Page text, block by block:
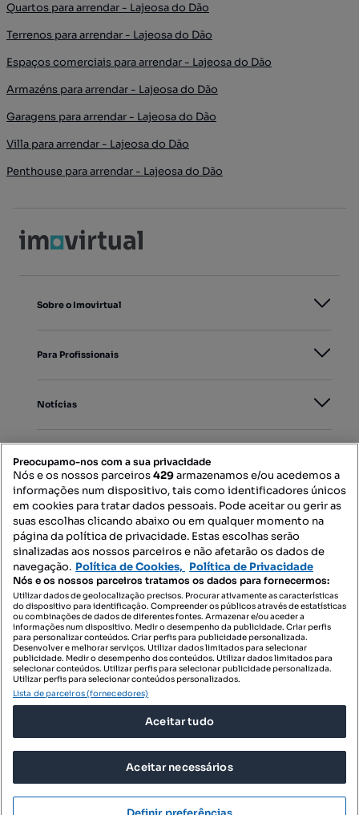
Quartos para arrendar - Lajeosa do Dão
Terrenos para arrendar - Lajeosa do Dão
Espaços comerciais para arrendar - Lajeosa do Dão
Armazéns para arrendar - Lajeosa do Dão
Garagens para arrendar - Lajeosa do Dão
Villa para arrendar - Lajeosa do Dão
Penthouse para arrendar - Lajeosa do Dão
Sobre o Imovirtual
Para Profissionais
Notícias
Mapa do Site
Contacte-nos
SIGA-NOS:
DESCARREGAR NA:
© 2026 Imovirtual.com, OLX Portugal, S.A.
TERMOS DE UTILIZAÇÃO
POLÍTICA DE PRIVACIDADE
Preocupamo-nos com a sua privacidade
Nós e os nossos parceiros429armazenamos e/ou acedemos a
informações num dispositivo, tais como identificadores únicos
em cookies para tratar dados pessoais. Pode aceitar ou gerir as
suas escolhas clicando abaixo ou em qualquer momento na
página da política de privacidade. Estas escolhas serão
sinalizadas aos nossos parceiros e não afetarão os dados de
navegação. Política de Cookies, Política de Privacidade
Nós e os nossos parceiros tratamos os dados para fornecermos:
Utilizar dados de geolocalização precisos. Procurar ativamente as características
do dispositivo para identificação. Compreender os públicos através de estatísticas
ou combinações de dados de diferentes fontes. Armazenar e/ou aceder a
informações num dispositivo. Medir o desempenho da publicidade. Criar perfis
para personalizar conteúdos. Criar perfis para publicidade personalizada.
Desenvolver e melhorar serviços. Utilizar dados limitados para selecionar
publicidade. Medir o desempenho dos conteúdos. Utilizar dados limitados para
selecionar conteúdos. Utilizar perfis para selecionar publicidade personalizada.
Utilizar perfis para selecionar conteúdos personalizados.
Lista de parceiros (fornecedores)
Aceitar tudo
Aceitar necessários